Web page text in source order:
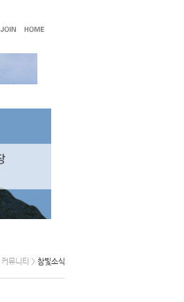
뮤니티 > 참빛소식